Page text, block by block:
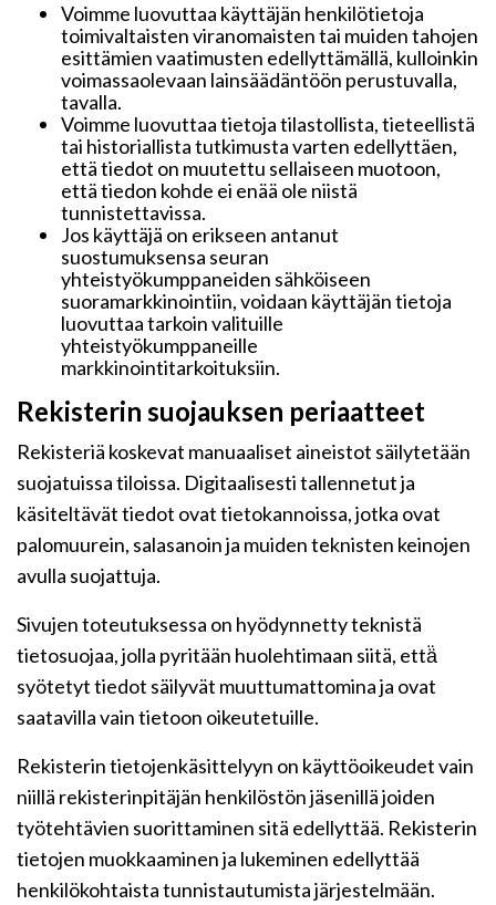
Voimme luovuttaa käyttäjän henkilötietoja
toimivaltaisten viranomaisten tai muiden tahojen
esittämien vaatimusten edellyttämällä, kulloinkin
voimassaolevaan lainsäädäntöön perustuvalla,
tavalla.
Voimme luovuttaa tietoja tilastollista, tieteellistä
tai historiallista tutkimusta varten edellyttäen,
että tiedot on muutettu sellaiseen muotoon,
että tiedon kohde ei enää ole niistä
tunnistettavissa.
Jos käyttäjä on erikseen antanut
suostumuksensa seuran
yhteistyökumppaneiden sähköiseen
suoramarkkinointiin, voidaan käyttäjän tietoja
luovuttaa tarkoin valituille
yhteistyökumppaneille
markkinointitarkoituksiin.
Rekisterin suojauksen periaatteet
Rekisteriä koskevat manuaaliset aineistot säilytetään
suojatuissa tiloissa. Digitaalisesti tallennetut ja
käsiteltävät tiedot ovat tietokannoissa, jotka ovat
palomuurein, salasanoin ja muiden teknisten keinojen
avulla suojattuja.
Sivujen toteutuksessa on hyödynnetty teknistä
tietosuojaa, jolla pyritään huolehtimaan siitä, että̈
syötetyt tiedot säilyvät muuttumattomina ja ovat
saatavilla vain tietoon oikeutetuille.
Rekisterin tietojenkäsittelyyn on käyttöoikeudet vain
niillä rekisterinpitäjän henkilöstön jäsenillä joiden
työtehtävien suorittaminen sitä edellyttää. Rekisterin
tietojen muokkaaminen ja lukeminen edellyttää
henkilökohtaista tunnistautumista järjestelmään.